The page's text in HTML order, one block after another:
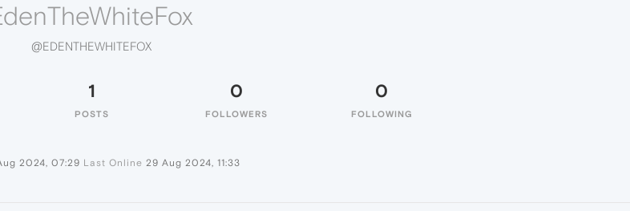
@EDENTHEWHITEFOX
1
POSTS
0
FOLLOWERS
0
FOLLOWING
2024, 07:29 Last Online 29 Aug 2024, 11:33